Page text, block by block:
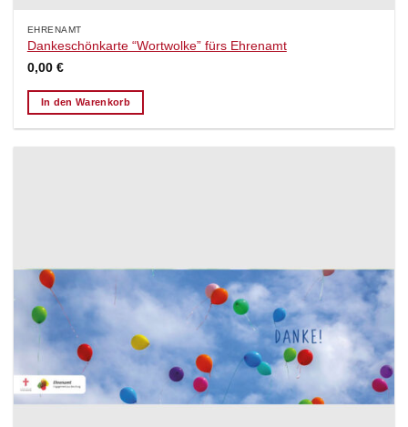
EHRENAMT
Dankeschönkarte “Wortwolke” fürs Ehrenamt
0,00 €
In den Warenkorb